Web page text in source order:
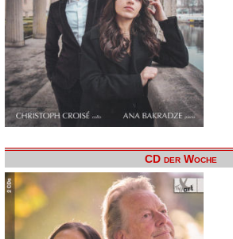
CD der Woche